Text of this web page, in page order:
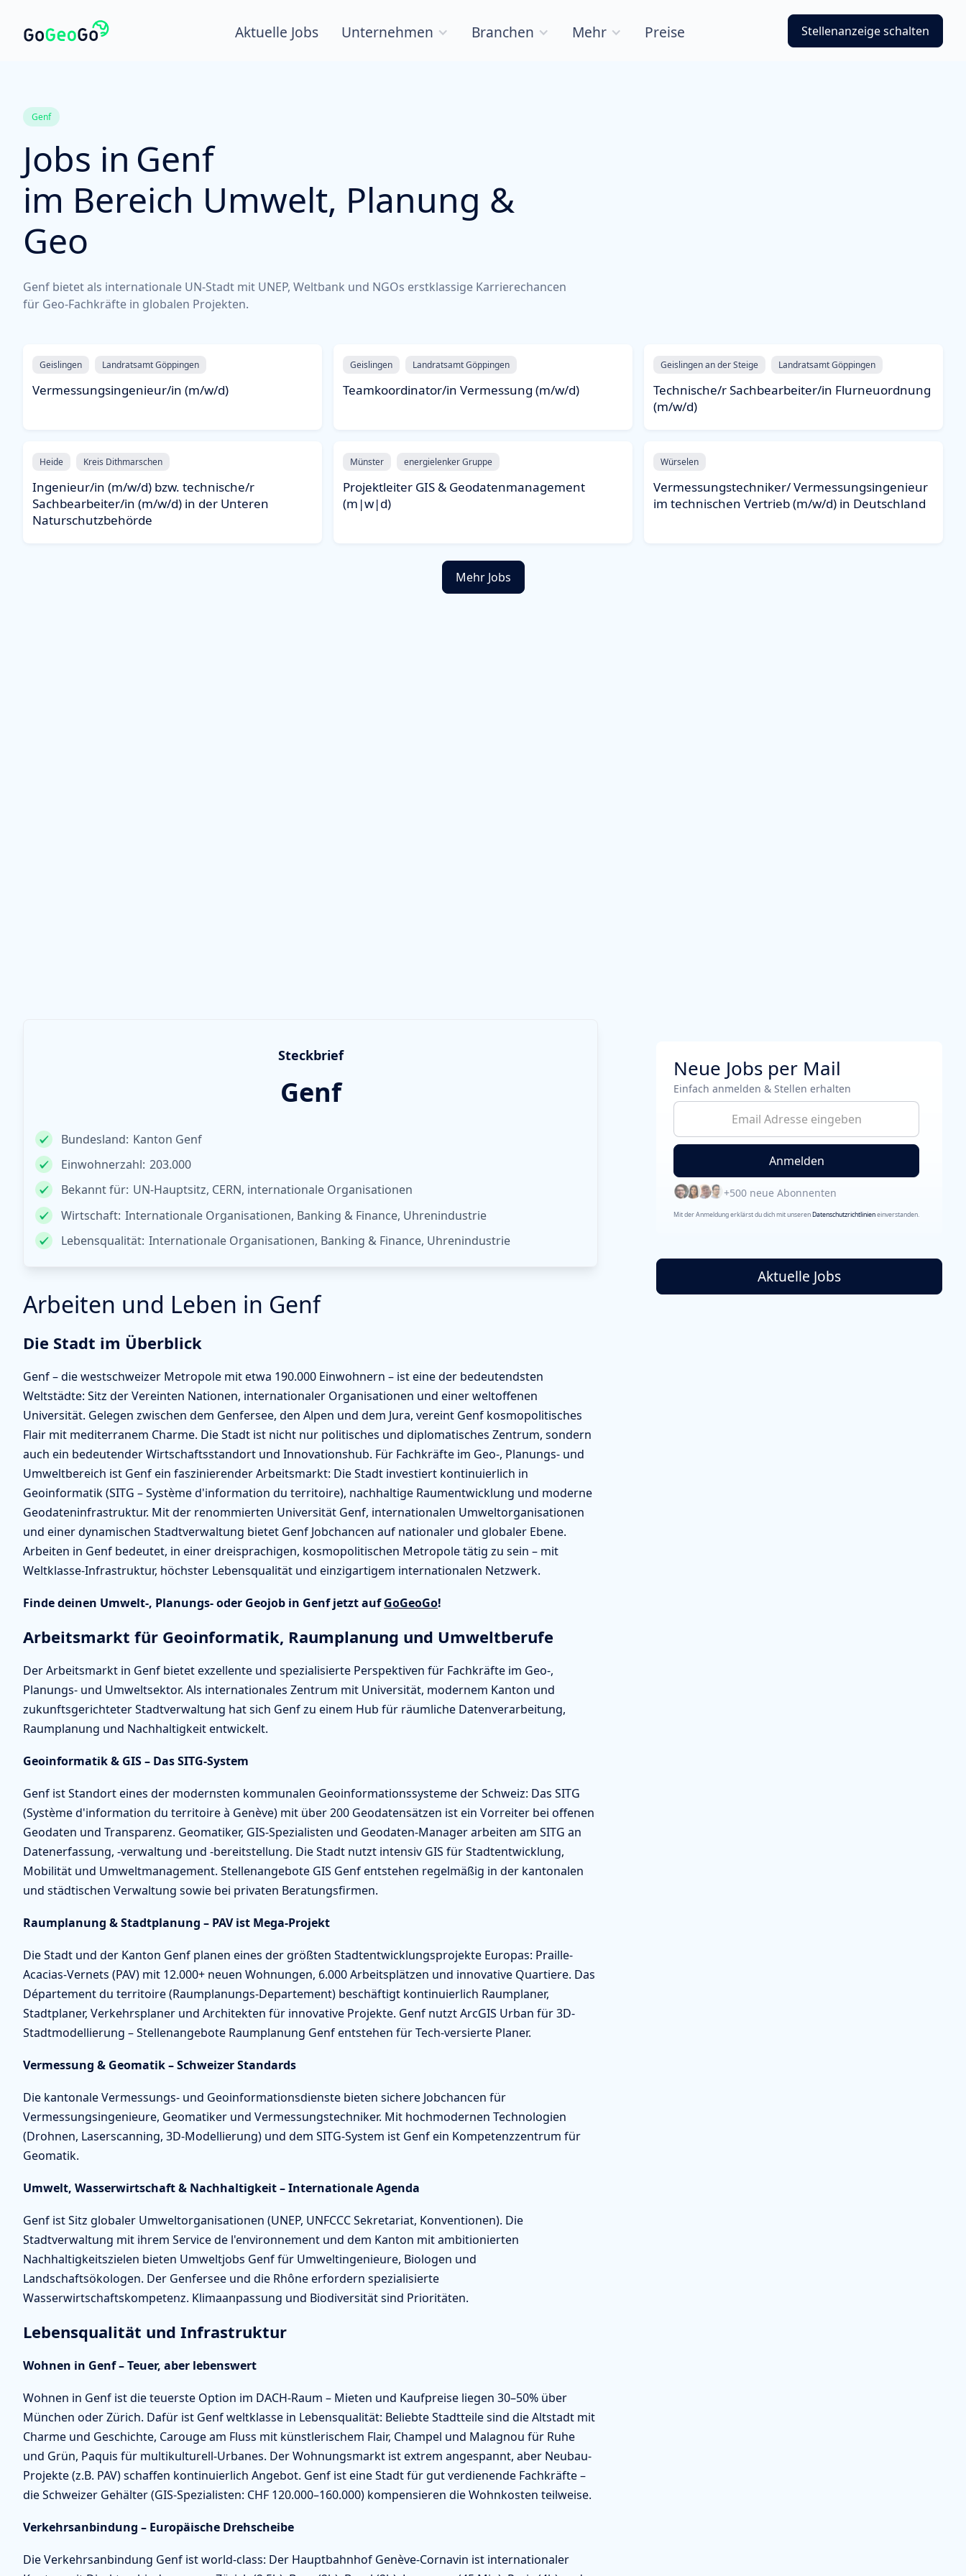
Aktuelle Jobs Unternehmen Branchen Mehr Preise Stellenanzeige schalten
Genf
Jobs in Genf
im Bereich Umwelt, Planung &
Geo
Genf bietet als internationale UN-Stadt mit UNEP, Weltbank und NGOs erstklassige Karrierechancen
für Geo-Fachkräfte in globalen Projekten.
Geislingen Landratsamt Göppingen
Vermessungsingenieur/in (m/w/d)
Geislingen Landratsamt Göppingen
Teamkoordinator/in Vermessung (m/w/d)
Geislingen an der Steige Landratsamt Göppingen
Technische/r Sachbearbeiter/in Flurneuordnung
(m/w/d)
Heide Kreis Dithmarschen
Ingenieur/in (m/w/d) bzw. technische/r
Sachbearbeiter/in (m/w/d) in der Unteren
Naturschutzbehörde
Münster energielenker Gruppe
Projektleiter GIS & Geodatenmanagement
(m|w|d)
Würselen
Vermessungstechniker/ Vermessungsingenieur
im technischen Vertrieb (m/w/d) in Deutschland
Mehr Jobs
Steckbrief
Genf
Bundesland: Kanton Genf
Einwohnerzahl: 203.000
Bekannt für: UN-Hauptsitz, CERN, internationale Organisationen
Wirtschaft: Internationale Organisationen, Banking & Finance, Uhrenindustrie
Lebensqualität: Internationale Organisationen, Banking & Finance, Uhrenindustrie
Arbeiten und Leben in Genf
Die Stadt im Überblick
Genf – die westschweizer Metropole mit etwa 190.000 Einwohnern – ist eine der bedeutendsten
Weltstädte: Sitz der Vereinten Nationen, internationaler Organisationen und einer weltoffenen
Universität. Gelegen zwischen dem Genfersee, den Alpen und dem Jura, vereint Genf kosmopolitisches
Flair mit mediterranem Charme. Die Stadt ist nicht nur politisches und diplomatisches Zentrum, sondern
auch ein bedeutender Wirtschaftsstandort und Innovationshub. Für Fachkräfte im Geo-, Planungs- und
Umweltbereich ist Genf ein faszinierender Arbeitsmarkt: Die Stadt investiert kontinuierlich in
Geoinformatik (SITG – Système d'information du territoire), nachhaltige Raumentwicklung und moderne
Geodateninfrastruktur. Mit der renommierten Universität Genf, internationalen Umweltorganisationen
und einer dynamischen Stadtverwaltung bietet Genf Jobchancen auf nationaler und globaler Ebene.
Arbeiten in Genf bedeutet, in einer dreisprachigen, kosmopolitischen Metropole tätig zu sein – mit
Weltklasse-Infrastruktur, höchster Lebensqualität und einzigartigem internationalen Netzwerk.
Finde deinen Umwelt-, Planungs- oder Geojob in Genf jetzt aufGoGeoGo!
Arbeitsmarkt für Geoinformatik, Raumplanung und Umweltberufe
Der Arbeitsmarkt in Genf bietet exzellente und spezialisierte Perspektiven für Fachkräfte im Geo-,
Planungs- und Umweltsektor. Als internationales Zentrum mit Universität, modernem Kanton und
zukunftsgerichteter Stadtverwaltung hat sich Genf zu einem Hub für räumliche Datenverarbeitung,
Raumplanung und Nachhaltigkeit entwickelt.
Geoinformatik & GIS – Das SITG-System
Genf ist Standort eines der modernsten kommunalen Geoinformationssysteme der Schweiz: Das SITG
(Système d'information du territoire à Genève) mit über 200 Geodatensätzen ist ein Vorreiter bei offenen
Geodaten und Transparenz. Geomatiker, GIS-Spezialisten und Geodaten-Manager arbeiten am SITG an
Datenerfassung, -verwaltung und -bereitstellung. Die Stadt nutzt intensiv GIS für Stadtentwicklung,
Mobilität und Umweltmanagement. Stellenangebote GIS Genf entstehen regelmäßig in der kantonalen
und städtischen Verwaltung sowie bei privaten Beratungsfirmen.
Raumplanung & Stadtplanung – PAV ist Mega-Projekt
Die Stadt und der Kanton Genf planen eines der größten Stadtentwicklungsprojekte Europas: Praille-
Acacias-Vernets (PAV) mit 12.000+ neuen Wohnungen, 6.000 Arbeitsplätzen und innovative Quartiere. Das
Département du territoire (Raumplanungs-Departement) beschäftigt kontinuierlich Raumplaner,
Stadtplaner, Verkehrsplaner und Architekten für innovative Projekte. Genf nutzt ArcGIS Urban für 3D-
Stadtmodellierung – Stellenangebote Raumplanung Genf entstehen für Tech-versierte Planer.
Vermessung & Geomatik – Schweizer Standards
Die kantonale Vermessungs- und Geoinformationsdienste bieten sichere Jobchancen für
Vermessungsingenieure, Geomatiker und Vermessungstechniker. Mit hochmodernen Technologien
(Drohnen, Laserscanning, 3D-Modellierung) und dem SITG-System ist Genf ein Kompetenzzentrum für
Geomatik.
Umwelt, Wasserwirtschaft & Nachhaltigkeit – Internationale Agenda
Genf ist Sitz globaler Umweltorganisationen (UNEP, UNFCCC Sekretariat, Konventionen). Die
Stadtverwaltung mit ihrem Service de l'environnement und dem Kanton mit ambitionierten
Nachhaltigkeitszielen bieten Umweltjobs Genf für Umweltingenieure, Biologen und
Landschaftsökologen. Der Genfersee und die Rhône erfordern spezialisierte
Wasserwirtschaftskompetenz. Klimaanpassung und Biodiversität sind Prioritäten.
Lebensqualität und Infrastruktur
Wohnen in Genf – Teuer, aber lebenswert
Wohnen in Genf ist die teuerste Option im DACH-Raum – Mieten und Kaufpreise liegen 30–50% über
München oder Zürich. Dafür ist Genf weltklasse in Lebensqualität: Beliebte Stadtteile sind die Altstadt mit
Charme und Geschichte, Carouge am Fluss mit künstlerischem Flair, Champel und Malagnou für Ruhe
und Grün, Paquis für multikulturell-Urbanes. Der Wohnungsmarkt ist extrem angespannt, aber Neubau-
Projekte (z.B. PAV) schaffen kontinuierlich Angebot. Genf ist eine Stadt für gut verdienende Fachkräfte –
die Schweizer Gehälter (GIS-Spezialisten: CHF 120.000–160.000) kompensieren die Wohnkosten teilweise.
Verkehrsanbindung – Europäische Drehscheibe
Die Verkehrsanbindung Genf ist world-class: Der Hauptbahnhof Genève-Cornavin ist internationaler
Neue Jobs per Mail
Einfach anmelden & Stellen erhalten
+500 neue Abonnenten
Mit der Anmeldung erklärst du dich mit unserenDatenschutzrichtlinieneinverstanden.
Aktuelle Jobs